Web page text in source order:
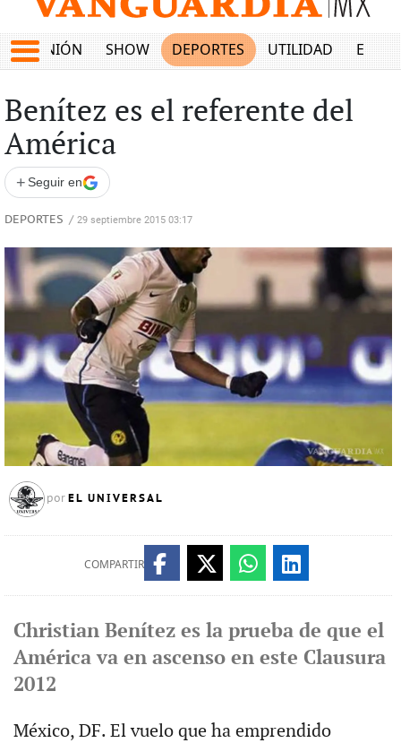
OPINIÓN SHOW DEPORTES UTILIDAD
Benítez es el referente del
América
+ Seguir en
DEPORTES / 29 septiembre 2015 03:17
por EL UNIVERSAL
COMPARTIR
Christian Benítez es la prueba de que el
América va en ascenso en este Clausura
2012
México, DF. El vuelo que ha emprendido